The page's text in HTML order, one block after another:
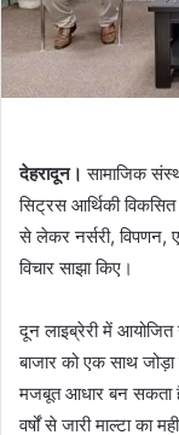
देहरादून। सामाजिक
सिट्रस आर्थिकी
से लेकर नर्सरी, विपणन,
विचार साझा किए।
दून लाइब्रेरी में आयोजित
बाजार को एक साथ जोड़ा
मजबूत आधार बन सकता
वर्षों से जारी माल्टा का